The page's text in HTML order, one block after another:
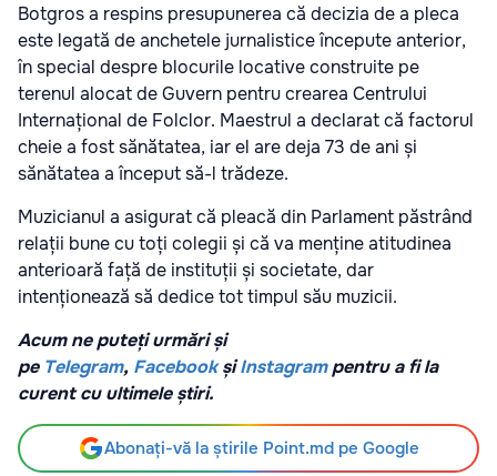
Botgros a respins presupunerea că decizia de a pleca
este legată de anchetele jurnalistice începute anterior,
în special despre blocurile locative construite pe
terenul alocat de Guvern pentru crearea Centrului
Internațional de Folclor. Maestrul a declarat că factorul
cheie a fost sănătatea, iar el are deja 73 de ani și
sănătatea a început să-l trădeze.
Muzicianul a asigurat că pleacă din Parlament păstrând
relații bune cu toți colegii și că va menține atitudinea
anterioară față de instituții și societate, dar
intenționează să dedice tot timpul său muzicii.
Acum ne puteți urmări și
pe Telegram, Facebook șiInstagrampentru a fi la
curent cu ultimele știri.
Abonați-vă la știrile Point.md pe Google